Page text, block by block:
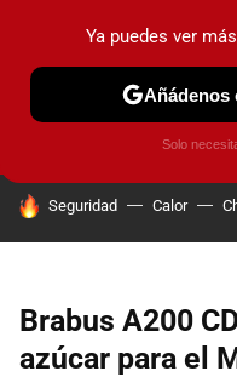
PRUEBAS COCHES
HOY SE HABLA DE
Seguridad Calor
Brabus A200
azúcar para el
Ya puedes ver
Añádenos
Solo